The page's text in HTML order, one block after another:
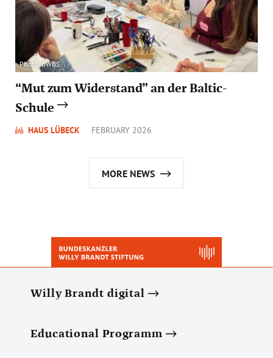
Photo: BWBS
“Mut zum Widerstand” an der Baltic-
Schule
HAUS LÜBECK FEBRUARY 2026
MORE NEWS
Willy Brandt digital
Educational Programm